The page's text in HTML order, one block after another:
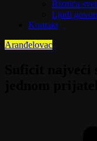
Riznica
Ljudi
Kontakt
Aranđelovac